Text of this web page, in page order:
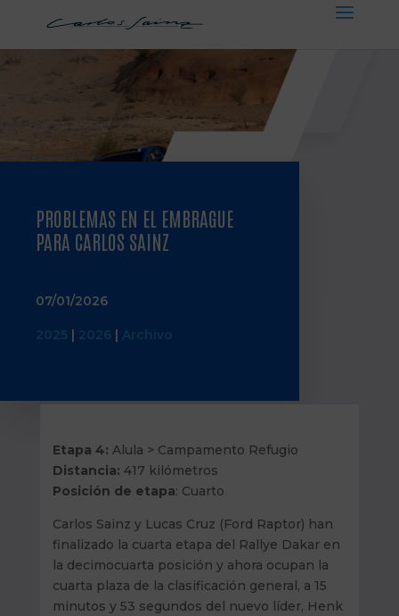
PROBLEMAS EN EL EMBRAGUE
PARA CARLOS SAINZ
07/01/2026
2025 | 2026 | Archivo
Etapa 4:Alula > Campamento Refugio
Distancia: 417 kilómetros
Posición de etapa: Cuarto
Carlos Sainz y Lucas Cruz (Ford Raptor) han
finalizado la cuarta etapa del Rallye Dakar en
la decimocuarta posición y ahora ocupan la
cuarta plaza de la clasificación general, a 15
minutos y 53 segundos del nuevo líder, Henk